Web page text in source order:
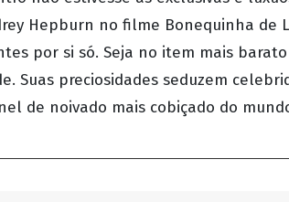
Hepburn no filme Bonequinha de
por si só. Seja no item mais
Suas preciosidades seduzem
de noivado mais cobiçado do